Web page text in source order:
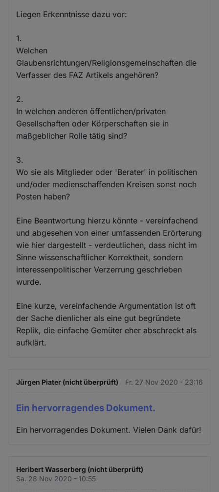
Liegen Erkenntnisse dazu vor:
1.
Welchen
Glaubensrichtungen/Religionsgemeinschaften die
Verfasser des FAZ Artikels angehören?
2.
In welchen anderen öffentlichen/privaten
Gesellschaften oder Körperschaften sie in
maßgeblicher Rolle tätig sind?
3.
Wo sie als Mitglieder oder 'Berater' in politischen
und/oder medienschaffenden Kreisen sonst noch
Posten haben?
Eine Beantwortung hierzu könnte - vereinfachend
und abgesehen von einer umfassenden Erörterung
wie hier dargestellt - verdeutlichen, dass nicht im
Sinne wissenschaftlicher Korrektheit, sondern
interessenpolitischer Verzerrung geschrieben
wurde.
Eine kurze, vereinfachende Argumentation ist oft
der Sache dienlicher als eine gut begründete
Replik, die einfache Gemüter eher abschreckt als
aufklärt.
Jürgen Piater (nicht überprüft) Fr. 27 Nov 2020 - 23:16
Ein hervorragendes Dokument.
Ein hervorragendes Dokument. Vielen Dank dafür!
Heribert Wasserberg (nicht überprüft)
Sa. 28 Nov 2020 - 10:55